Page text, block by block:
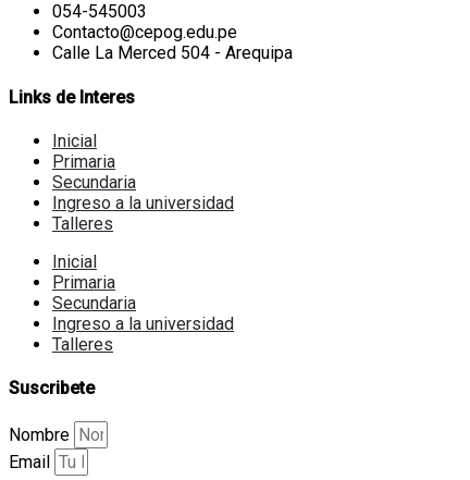
054-545003
Contacto@cepog.edu.pe
Calle La Merced 504 - Arequipa
Links de Interes
Inicial
Primaria
Secundaria
Ingreso a la universidad
Talleres
Inicial
Primaria
Secundaria
Ingreso a la universidad
Talleres
Suscribete
Nombre
Email